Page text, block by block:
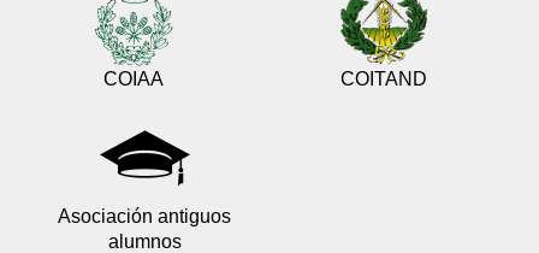
COIAA COITAND
Asociación antiguos
alumnos